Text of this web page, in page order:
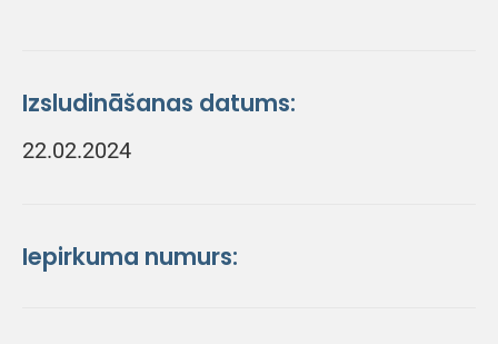
Izsludināšanas datums:
22.02.2024
Iepirkuma numurs: